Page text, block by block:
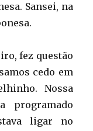
Sansei, na
fez questão
cedo em
Nossa
programado
ligar no